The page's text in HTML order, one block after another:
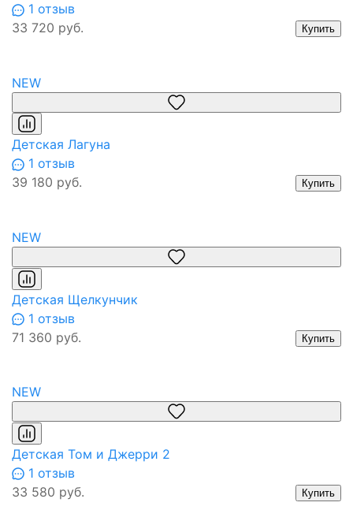
1 отзыв
33 720 руб.
Купить
NEW
Детская Лагуна
1 отзыв
39 180 руб.
Купить
NEW
Детская Щелкунчик
1 отзыв
71 360 руб.
Купить
NEW
Детская Том и Джерри 2
1 отзыв
33 580 руб.
Купить